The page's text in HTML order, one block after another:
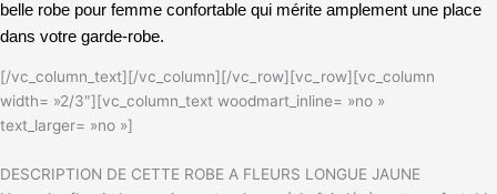
belle robe pour femme confortable qui mérite amplement une place
dans votre garde-robe.
[/vc_column_text][/vc_column][/vc_row][vc_row][vc_column
width= »2/3″][vc_column_text woodmart_inline= »no »
text_larger= »no »]
DESCRIPTION DE CETTE ROBE A FLEURS LONGUE JAUNE